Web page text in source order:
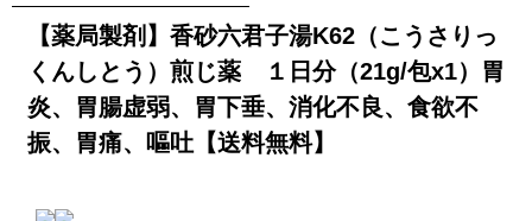
【薬局製剤】香砂六君子湯K62（こうさりっ
くんしとう）煎じ薬 １日分（21g/包x1）胃
炎、胃腸虚弱、胃下垂、消化不良、食欲不
振、胃痛、嘔吐【送料無料】